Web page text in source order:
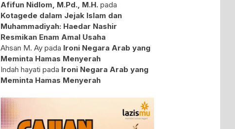
Afifun Nidlom, M.Pd., M.H. pada
Kotagede dalam Jejak Islam dan
Muhammadiyah: Haedar Nashir
Resmikan Enam Amal Usaha
Ahsan M. Ay pada Ironi Negara Arab yang
Meminta Hamas Menyerah
Indah hayati pada Ironi Negara Arab yang
Meminta Hamas Menyerah